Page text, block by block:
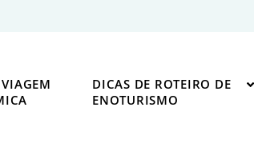
DICAS DE ROTEIRO DE
ENOTURISMO